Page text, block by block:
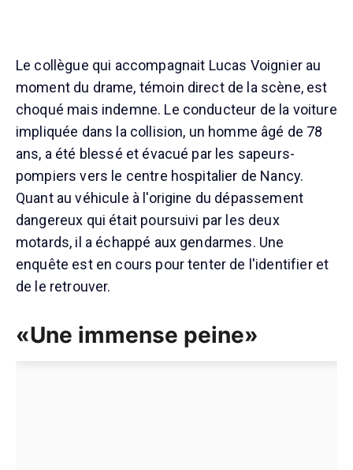
Le collègue qui accompagnait Lucas Voignier au
moment du drame, témoin direct de la scène, est
choqué mais indemne. Le conducteur de la voiture
impliquée dans la collision, un homme âgé de 78
ans, a été blessé et évacué par les sapeurs-
pompiers vers le centre hospitalier de Nancy.
Quant au véhicule à l'origine du dépassement
dangereux qui était poursuivi par les deux
motards, il a échappé aux gendarmes. Une
enquête est en cours pour tenter de l'identifier et
de le retrouver.
«Une immense peine»